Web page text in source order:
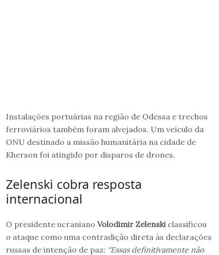
Instalações portuárias na região de Odessa e trechos
ferroviários também foram alvejados. Um veículo da
ONU destinado a missão humanitária na cidade de
Kherson foi atingido por disparos de drones.
Zelenski cobra resposta
internacional
O presidente ucraniano Volodimir Zelenski classificou
o ataque como uma contradição direta às declarações
russas de intenção de paz: “Essas definitivamente não